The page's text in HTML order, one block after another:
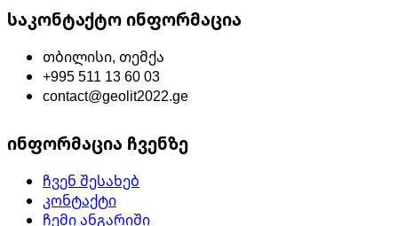
საკონტაქტო ინფორმაცია
თბილისი, თემქა
+995 511 13 60 03
contact@geolit2022.ge
ინფორმაცია ჩვენზე
ჩვენ შესახებ
კონტაქტი
ჩემი ანგარიში